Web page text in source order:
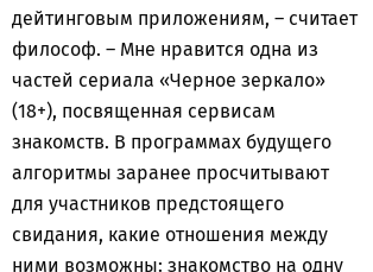
дейтинговым приложениям, – считает
философ. – Мне нравится одна из
частей сериала «Черное зеркало»
(18+), посвященная сервисам
знакомств. В программах будущего
алгоритмы заранее просчитывают
для участников предстоящего
свидания, какие отношения между
ними возможны: знакомство на одну